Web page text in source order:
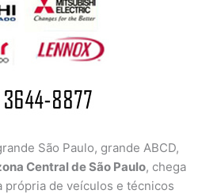
São Paulo, grande ABCD,
Central de São Paulo, chega
própria de veículos e técnicos